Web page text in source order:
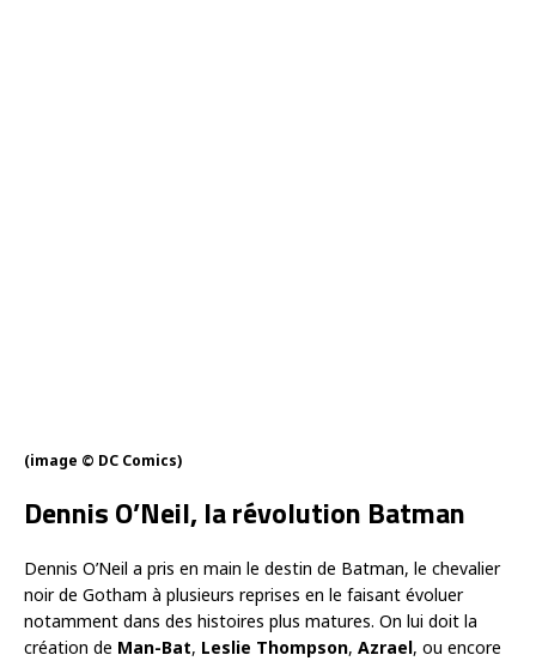
(image © DC Comics)
Dennis O’Neil, la révolution Batman
Dennis O’Neil a pris en main le destin de Batman, le chevalier
noir de Gotham à plusieurs reprises en le faisant évoluer
notamment dans des histoires plus matures. On lui doit la
création de Man-Bat, Leslie Thompson, Azrael, ou encore